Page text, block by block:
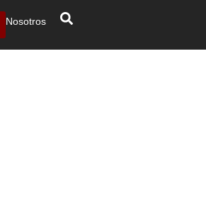
Nosotros